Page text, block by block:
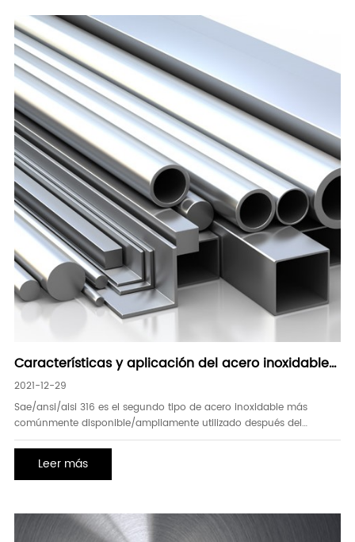
Características y aplicación del acero inoxidable
316
2021-12-29
Sae/ansi/aisi 316 es el segundo tipo de acero inoxidable más
comúnmente disponible/ampliamente utilizado después del
sae/ansi/aisi 304. Considerado el caballo de batalla genérico, ss
304 puede servir en la mayoría de las situaciones con gran éxito.
Sin embargo, mientras que ambos se utilizan típicamente en la
Leer más